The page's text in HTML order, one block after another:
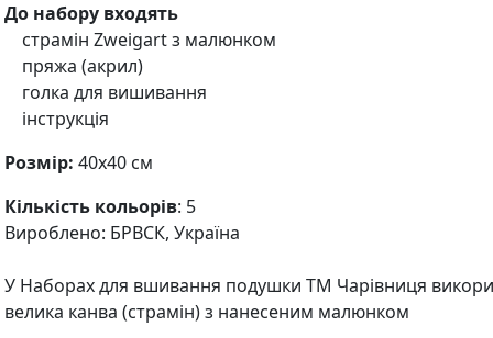
До набору входять
страмін Zweigart з малюнком
пряжа (акрил)
голка для вишивання
інструкція
Розмір: 40х40 см
Кількість кольорів: 5
Вироблено: БРВСК, Україна
У Наборах для вшивання подушки ТМ Чарівниця
велика канва (страмін) з нанесеним малюнком